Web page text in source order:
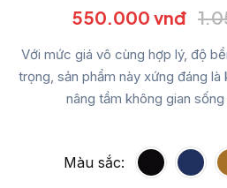
550.000 vnđ
Với mức giá vô cùng hợp lý, độ
trọng, sản phẩm này xứng đáng
nâng tầm không gian
Màu sắc: